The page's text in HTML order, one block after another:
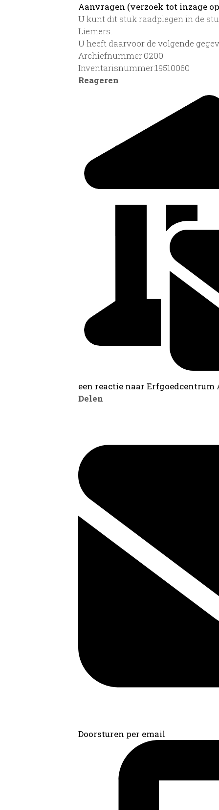
Aanvragen (verzoek tot inzage
U kunt dit stuk raadplegen in de
Liemers.
U heeft daarvoor de volgende
Archiefnummer:0200
Inventarisnummer:19510060
Reageren
een reactie naar
Delen
Doorsturen per email